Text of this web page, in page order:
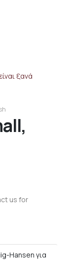
us for
ξανά
Hansen για